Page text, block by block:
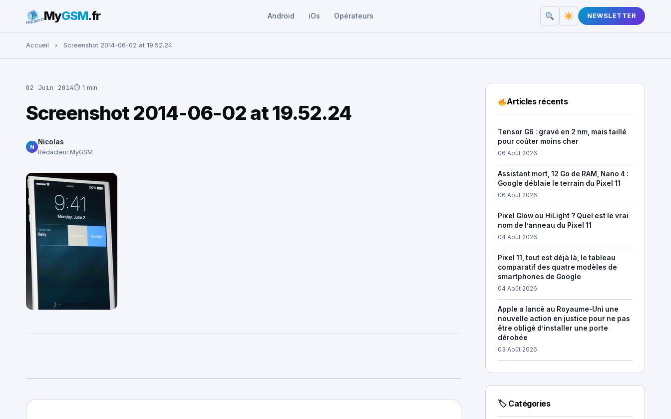
Rechercher :
MyGSM.fr Android iOs Opérateurs NEWSLETTER
Accueil › Screenshot 2014-06-02 at 19.52.24
02 Juin 2014⏱ 1 min
Screenshot 2014-06-02 at 19.52.24
N
Nicolas
Rédacteur MyGSM
Articles récents
Tensor G6 : gravé en 2 nm, mais taillé
pour coûter moins cher
06 Août 2026
Assistant mort, 12 Go de RAM, Nano 4 :
Google déblaie le terrain du Pixel 11
06 Août 2026
Pixel Glow ou HiLight ? Quel est le vrai
nom de l’anneau du Pixel 11
04 Août 2026
Pixel 11, tout est déjà là, le tableau
comparatif des quatre modèles de
smartphones de Google
04 Août 2026
Apple a lancé au Royaume-Uni une
nouvelle action en justice pour ne pas
être obligé d’installer une porte
dérobée
03 Août 2026
🏷 Catégories